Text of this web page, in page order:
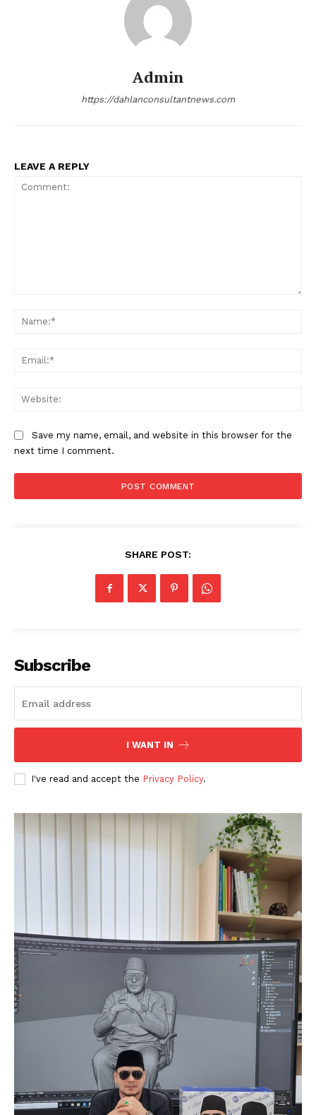
News Week
SUBSCRIBE NOW
Admin
https://dahlanconsultantnews.com
LEAVE A REPLY
Save my name, email, and website in this browser for the
next time I comment.
SHARE POST:
Subscribe
I WANT IN
I've read and accept the Privacy Policy.